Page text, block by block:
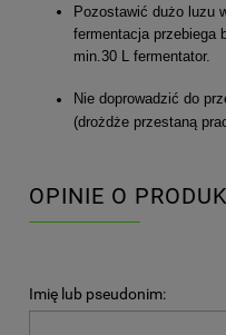
Pozostawić dużo luzu
fermentacja przebiega
min.30 L fermentator.
Nie doprowadzić do
(drożdże przestaną
OPINIE O
Imię lub pseudonim: